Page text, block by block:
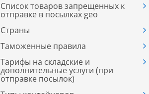
Список товаров запрещенных к
отправке в посылках geo
Страны
Таможенные правила
Тарифы на складские и
дополнительные услуги (при
отправке посылок)